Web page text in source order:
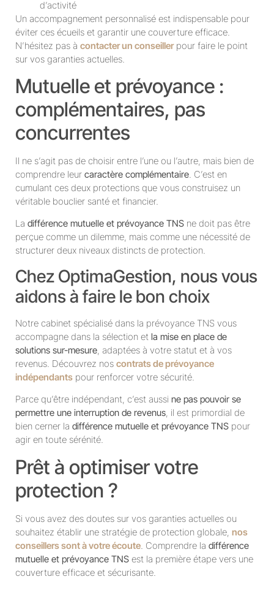
d’activité
Un accompagnement personnalisé est indispensable pour
éviter ces écueils et garantir une couverture efficace.
N’hésitez pas à contacter un conseillerpour faire le point
sur vos garanties actuelles.
Mutuelle et prévoyance :
complémentaires, pas
concurrentes
Il ne s’agit pas de choisir entre l’une ou l’autre, mais bien de
comprendre leur caractère complémentaire. C’est en
cumulant ces deux protections que vous construisez un
véritable bouclier santé et financier.
La différence mutuelle et prévoyance TNS ne doit pas être
perçue comme un dilemme, mais comme une nécessité de
structurer deux niveaux distincts de protection.
Chez OptimaGestion, nous vous
aidons à faire le bon choix
Notre cabinet spécialisé dans la prévoyance TNS vous
accompagne dans la sélection et la mise en place de
solutions sur-mesure , adaptées à votre statut et à vos
revenus. Découvrez nos contrats de prévoyance
indépendants pour renforcer votre sécurité.
Parce qu’être indépendant, c’est aussi ne pas pouvoir se
permettre une interruption de revenus, il est primordial de
bien cerner la différence mutuelle et prévoyance TNS pour
agir en toute sérénité.
Prêt à optimiser votre
protection ?
Si vous avez des doutes sur vos garanties actuelles ou
souhaitez établir une stratégie de protection globale, nos
conseillers sont à votre écoute . Comprendre la différence
mutuelle et prévoyance TNS est la première étape vers une
couverture efficace et sécurisante.